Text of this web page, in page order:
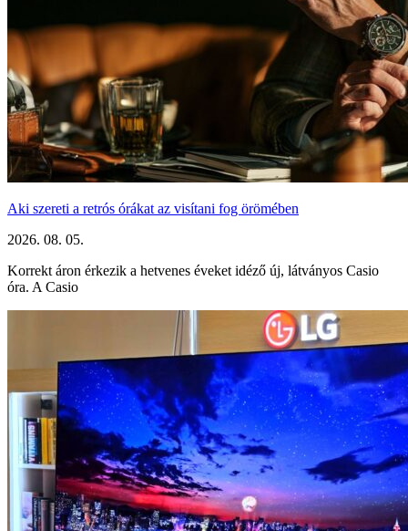
Aki szereti a retrós órákat az visítani fog örömében
2026. 08. 05.
Korrekt áron érkezik a hetvenes éveket idéző új, látványos Casio
óra. A Casio